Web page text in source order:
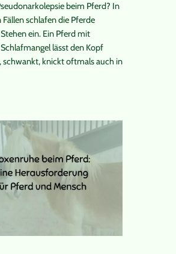
beim Pferd? In
schlafen die Pferde
ein. Ein Pferd mit
lässt den Kopf
schwankt, knickt oftmals auch in